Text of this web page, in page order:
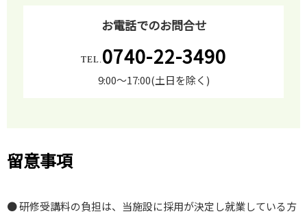
お電話でのお問合せ
0740-22-3490
9:00～17:00(土日を除く)
留意事項
研修受講料の負担は、当施設に採用が決定し就業している方